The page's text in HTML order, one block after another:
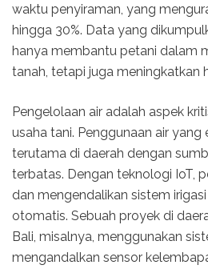
waktu penyiraman, yang
hingga 30%. Data yang
hanya membantu petani dalam
tanah, tetapi juga meningkatkan
Pengelolaan air adalah aspek
usaha tani. Penggunaan air yang
terutama di daerah dengan
terbatas. Dengan teknologi IoT,
dan mengendalikan sistem
otomatis. Sebuah proyek di
Bali, misalnya, menggunakan
mengandalkan sensor